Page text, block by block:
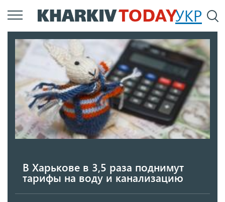
Перейти
к
содержанию
УКР
В Харькове в 3,5 раза поднимут
тарифы на воду и канализацию